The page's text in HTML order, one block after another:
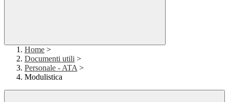
Home >
Documenti utili >
Personale - ATA >
Modulistica